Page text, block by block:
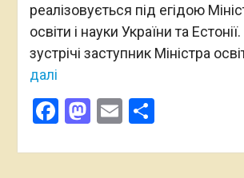
реалізовується під егідою
освіти і науки України та
зустрічі заступник Міністра
далі
Facebook
Mastodon
Email